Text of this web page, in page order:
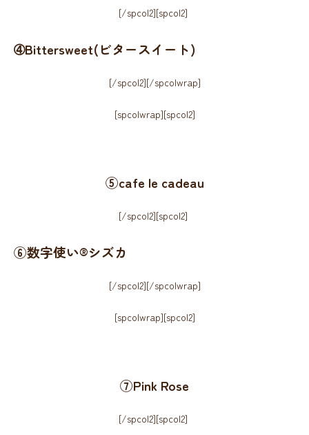
[/spcol2][spcol2]
➃Bittersweet(ビタースイート)
[/spcol2][/spcolwrap]
[spcolwrap][spcol2]
⑤cafe le cadeau
[/spcol2][spcol2]
⑥数字使い®シズカ
[/spcol2][/spcolwrap]
[spcolwrap][spcol2]
⑦Pink Rose
[/spcol2][spcol2]